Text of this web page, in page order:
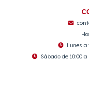
Lunes a
Sábado de 10:00 a